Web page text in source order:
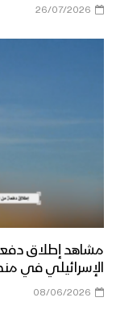
26/07/2026
مشاهد إطلاق
الإسرائيلي في
08/06/2026